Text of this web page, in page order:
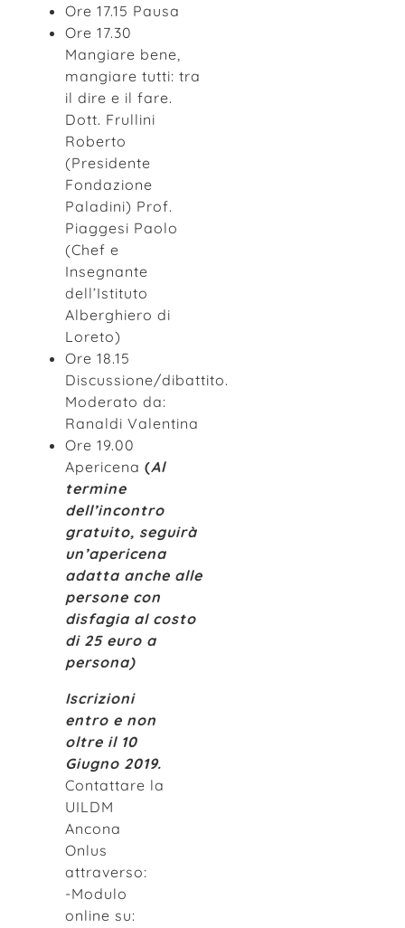
Ore 17.15 Pausa
Ore 17.30
Mangiare bene,
mangiare tutti: tra
il dire e il fare.
Dott. Frullini
Roberto
(Presidente
Fondazione
Paladini) Prof.
Piaggesi Paolo
(Chef e
Insegnante
dell’Istituto
Alberghiero di
Loreto)
Ore 18.15
Discussione/dibattito.
Moderato da:
Ranaldi Valentina
Ore 19.00
Apericena (Al
termine
dell’incontro
gratuito, seguirà
un’apericena
adatta anche alle
persone con
disfagia al costo
di 25 euro a
persona)
Iscrizioni
entro e non
oltre il 10
Giugno 2019.
Contattare la
UILDM
Ancona
Onlus
attraverso:
-Modulo
online su: